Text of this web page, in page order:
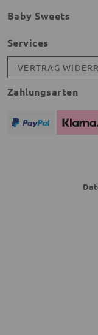
Baby Sweets
Services
VERTRAG
Zahlungsarten